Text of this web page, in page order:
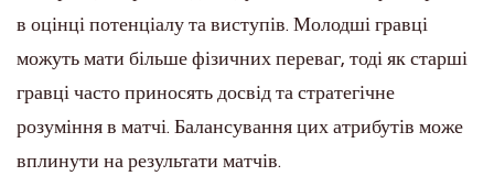
в оцінці потенціалу та виступів. Молодші гравці
можуть мати більше фізичних переваг, тоді як старші
гравці часто приносять досвід та стратегічне
розуміння в матчі. Балансування цих атрибутів може
вплинути на результати матчів.